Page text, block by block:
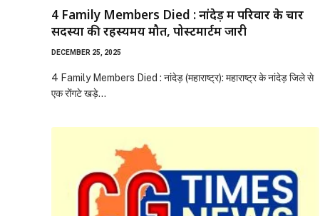
4 Family Members Died : नांदेड़ में परिवार के चार
सदस्यों की रहस्यमय मौत, पोस्टमार्टम जारी
DECEMBER 25, 2025
4 Family Members Died : नांदेड़ (महाराष्ट्र): महाराष्ट्र के नांदेड़ जिले से
एक रोंगटे खड़े…